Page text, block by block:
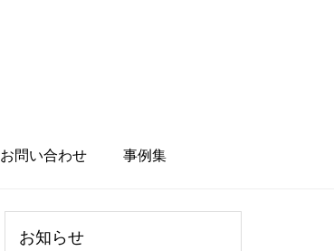
お問い合わせ 事例集
お知らせ